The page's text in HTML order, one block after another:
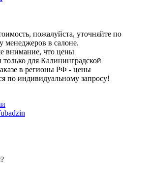
пожалуйста, уточняйте по
менеджеров в салоне.
внимание, что цены
только для Калининградской
в регионы РФ - цены
по индивидуальному запросу!